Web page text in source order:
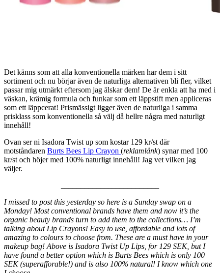
Det känns som att alla konventionella märken har dem i sitt
sortiment och nu börjar även de naturliga alternativen bli fler, vilket
passar mig utmärkt eftersom jag älskar dem! De är enkla att ha med i
väskan, krämig formula och funkar som ett läppstift men appliceras
som ett läppcerat! Prismässigt ligger även de naturliga i samma
prisklass som konventionella så välj då hellre några med naturligt
innehåll!
Ovan ser ni Isadora Twist up som kostar 129 kr/st där
motståndaren Burts Bees Lip Crayon (reklamlänk) synar med 100
kr/st och höjer med 100% naturligt innehåll! Jag vet vilken jag
väljer.
I missed to post this yesterday so here is a Sunday swap on a
Monday! Most conventional brands have them and now it’s the
organic beauty brands turn to add them to the collections… I’m
talking about Lip Crayons! Easy to use, affordable and lots of
amazing to colours to choose from. These are a must have in your
makeup bag! Above is Isadora Twist Up Lips, for 129 SEK, but I
have found a better option which is Burts Bees which is only 100
SEK (superafforable!) and is also 100% natural! I know which one